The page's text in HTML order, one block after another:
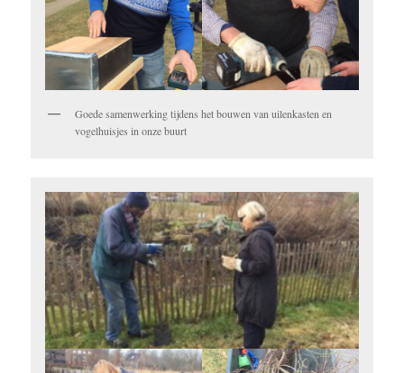
Goede samenwerking tijdens het bouwen van uilenkasten en
vogelhuisjes in onze buurt